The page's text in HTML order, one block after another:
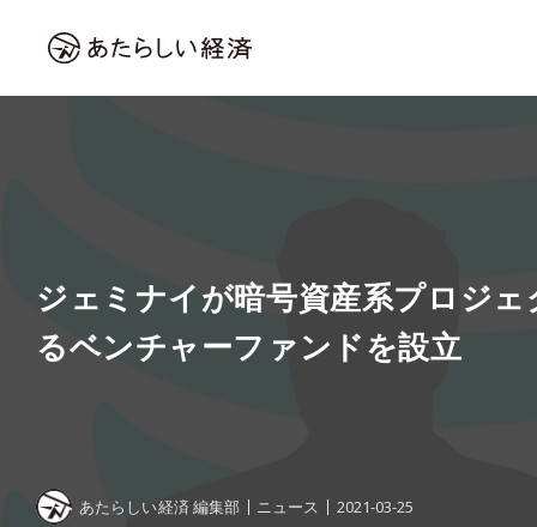
ジェミナイが暗号資産系プロジ
るベンチャーファンドを設立
あたらしい経済 編集部 ニュース 2021-03-25